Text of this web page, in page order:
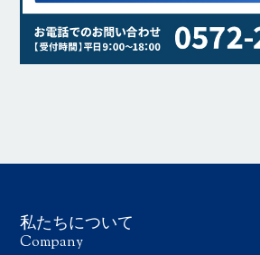
私たちについて
Company